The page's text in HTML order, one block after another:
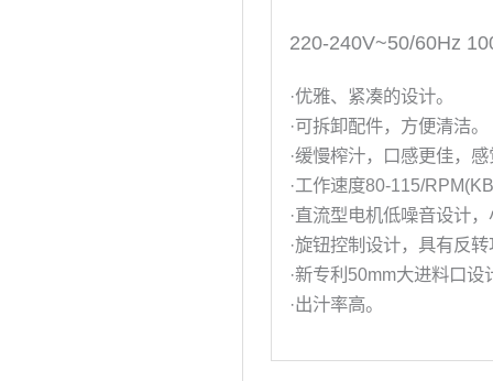
220-240V~50/60Hz
·优雅、紧凑的设计。
·可拆卸配件，方便清洁。
·缓慢榨汁，口感更佳，
·工作速度80-115/
·直流型电机低噪音设计
·旋钮控制设计，具有反
·新专利50mm大进料口
·出汁率高。